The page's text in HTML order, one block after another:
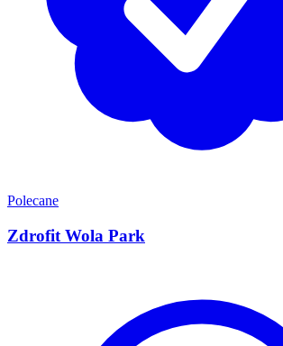
Polecane
Zdrofit Wola Park